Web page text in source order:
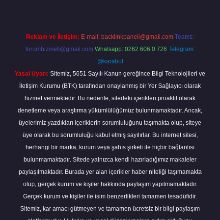
Reklam ve İletişim: E-mail: backlinkpaneli@gmail.com Teams:
forumhizmeti@gmail.com Whatsapp: 0262 606 0 726 Telegram:
@karabul
Yasal Uyarı: Sitemiz, 5651 Sayılı Kanun gereğince Bilgi Teknolojileri ve
İletişim Kurumu (BTK) tarafından onaylanmış bir Yer Sağlayıcı olarak
hizmet vermektedir. Bu nedenle, sitedeki içerikleri proaktif olarak
denetleme veya araştırma yükümlülüğümüz bulunmamaktadır. Ancak,
üyelerimiz yazdıkları içeriklerin sorumluluğunu taşımakta olup, siteye
üye olarak bu sorumluluğu kabul etmiş sayılırlar. Bu internet sitesi,
herhangi bir marka, kurum veya şahıs şirketi ile hiçbir bağlantısı
bulunmamaktadır. Sitede yalnızca kendi hazırladığımız makaleler
paylaşılmaktadır. Burada yer alan içerikler haber niteliği taşımamakta
olup, gerçek kurum ve kişiler hakkında paylaşım yapılmamaktadır.
Gerçek kurum ve kişiler ile isim benzerlikleri tamamen tesadüfidir.
Sitemiz, kar amacı gütmeyen ve tamamen ücretsiz bir bilgi paylaşım